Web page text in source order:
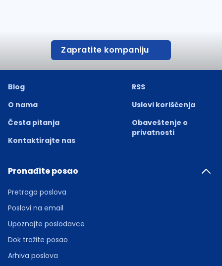
Zapratite kompaniju
Blog
O nama
Česta pitanja
Kontaktirajte nas
RSS
Uslovi korišćenja
Obaveštenje o
privatnosti
Pronađite posao
Pretraga poslova
Poslovi na email
Upoznajte poslodavce
Dok tražite posao
Arhiva poslova